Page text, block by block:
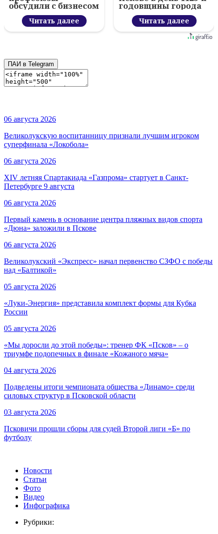
обсудили с бизнесом
новый цифровой
проектЧитать далее
годовщины города
Читать далее
ПАИ в Telegram
06 августа 2026
Великолукскую воспитанницу признали лучшим игроком
суперфинала «Локобола»
06 августа 2026
XIV летняя Спартакиада «Газпрома» стартует в Санкт-
Петербурге 9 августа
06 августа 2026
Первый камень в основание центра пляжных видов спорта
«Дюна» заложили в Пскове
06 августа 2026
Великолукский «Экспресс» начал первенство СЗФО с победы
над «Балтикой»
05 августа 2026
«Луки-Энергия» представила комплект формы для Кубка
России
05 августа 2026
«Мы доросли до этой победы»: тренер ФК «Псков» – о
триумфе подопечных в финале «Кожаного мяча»
04 августа 2026
Подведены итоги чемпионата общества «Динамо» среди
силовых структур в Псковской области
03 августа 2026
Псковичи прошли сборы для судей Второй лиги «Б» по
футболу
Новости
Статьи
Фото
Видео
Инфографика
Рубрики: